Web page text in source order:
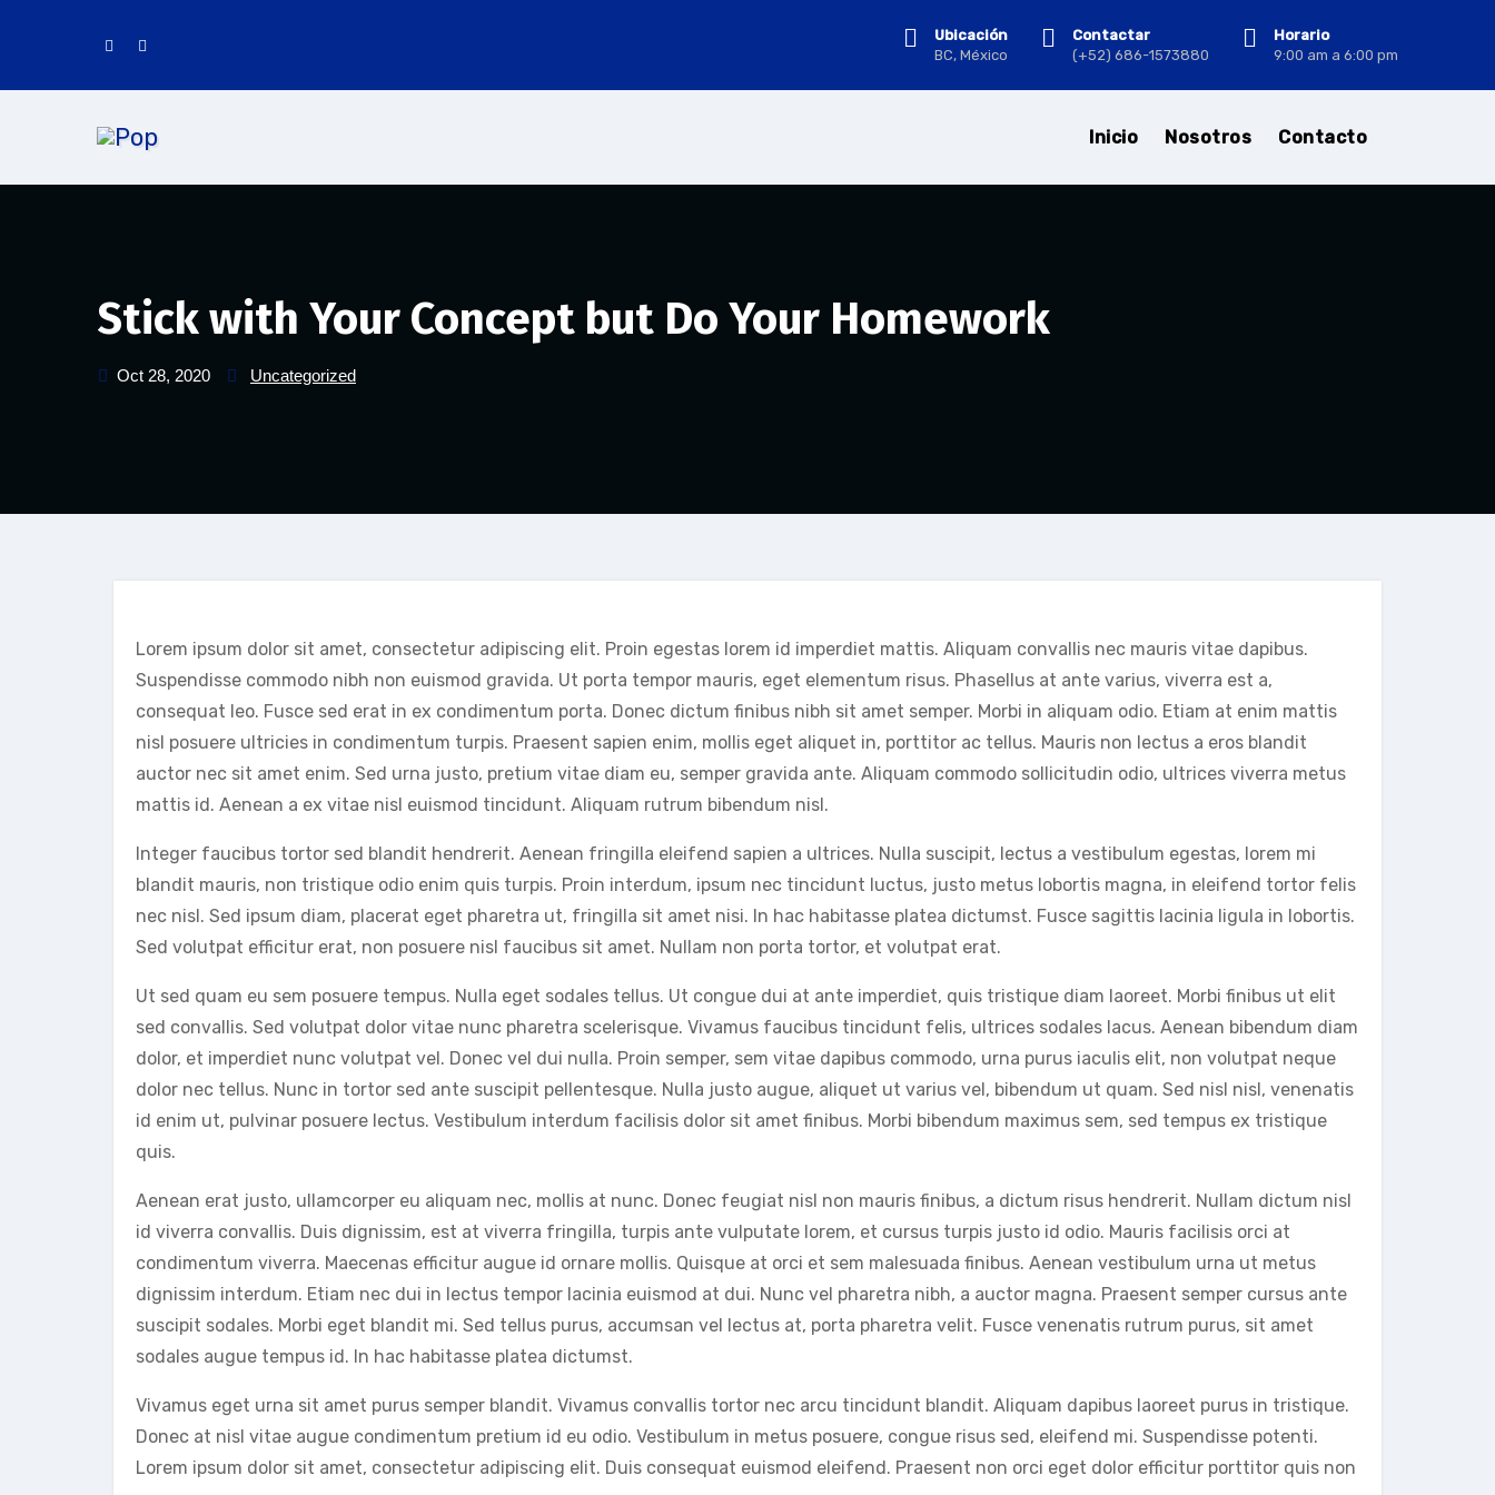
Ubicación
BC, México
Contactar
(+52) 686-1573880
Horario
9:00 am a 6:00 pm
Inicio Nosotros Contacto
Stick with Your Concept but Do Your Homework
Oct 28, 2020 Uncategorized
Lorem ipsum dolor sit amet, consectetur adipiscing elit. Proin egestas lorem id imperdiet mattis. Aliquam convallis nec mauris vitae dapibus.
Suspendisse commodo nibh non euismod gravida. Ut porta tempor mauris, eget elementum risus. Phasellus at ante varius, viverra est a,
consequat leo. Fusce sed erat in ex condimentum porta. Donec dictum finibus nibh sit amet semper. Morbi in aliquam odio. Etiam at enim mattis
nisl posuere ultricies in condimentum turpis. Praesent sapien enim, mollis eget aliquet in, porttitor ac tellus. Mauris non lectus a eros blandit
auctor nec sit amet enim. Sed urna justo, pretium vitae diam eu, semper gravida ante. Aliquam commodo sollicitudin odio, ultrices viverra metus
mattis id. Aenean a ex vitae nisl euismod tincidunt. Aliquam rutrum bibendum nisl.
Integer faucibus tortor sed blandit hendrerit. Aenean fringilla eleifend sapien a ultrices. Nulla suscipit, lectus a vestibulum egestas, lorem mi
blandit mauris, non tristique odio enim quis turpis. Proin interdum, ipsum nec tincidunt luctus, justo metus lobortis magna, in eleifend tortor felis
nec nisl. Sed ipsum diam, placerat eget pharetra ut, fringilla sit amet nisi. In hac habitasse platea dictumst. Fusce sagittis lacinia ligula in lobortis.
Sed volutpat efficitur erat, non posuere nisl faucibus sit amet. Nullam non porta tortor, et volutpat erat.
Ut sed quam eu sem posuere tempus. Nulla eget sodales tellus. Ut congue dui at ante imperdiet, quis tristique diam laoreet. Morbi finibus ut elit
sed convallis. Sed volutpat dolor vitae nunc pharetra scelerisque. Vivamus faucibus tincidunt felis, ultrices sodales lacus. Aenean bibendum diam
dolor, et imperdiet nunc volutpat vel. Donec vel dui nulla. Proin semper, sem vitae dapibus commodo, urna purus iaculis elit, non volutpat neque
dolor nec tellus. Nunc in tortor sed ante suscipit pellentesque. Nulla justo augue, aliquet ut varius vel, bibendum ut quam. Sed nisl nisl, venenatis
id enim ut, pulvinar posuere lectus. Vestibulum interdum facilisis dolor sit amet finibus. Morbi bibendum maximus sem, sed tempus ex tristique
quis.
Aenean erat justo, ullamcorper eu aliquam nec, mollis at nunc. Donec feugiat nisl non mauris finibus, a dictum risus hendrerit. Nullam dictum nisl
id viverra convallis. Duis dignissim, est at viverra fringilla, turpis ante vulputate lorem, et cursus turpis justo id odio. Mauris facilisis orci at
condimentum viverra. Maecenas efficitur augue id ornare mollis. Quisque at orci et sem malesuada finibus. Aenean vestibulum urna ut metus
dignissim interdum. Etiam nec dui in lectus tempor lacinia euismod at dui. Nunc vel pharetra nibh, a auctor magna. Praesent semper cursus ante
suscipit sodales. Morbi eget blandit mi. Sed tellus purus, accumsan vel lectus at, porta pharetra velit. Fusce venenatis rutrum purus, sit amet
sodales augue tempus id. In hac habitasse platea dictumst.
Vivamus eget urna sit amet purus semper blandit. Vivamus convallis tortor nec arcu tincidunt blandit. Aliquam dapibus laoreet purus in tristique.
Donec at nisl vitae augue condimentum pretium id eu odio. Vestibulum in metus posuere, congue risus sed, eleifend mi. Suspendisse potenti.
Lorem ipsum dolor sit amet, consectetur adipiscing elit. Duis consequat euismod eleifend. Praesent non orci eget dolor efficitur porttitor quis non